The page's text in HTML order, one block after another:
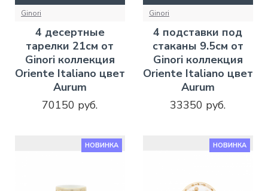
Ginori
4 десертные
тарелки 21см от
Ginori коллекция
Oriente Italiano цвет
Aurum
70150 руб.
Ginori
4 подставки под
стаканы 9.5см от
Ginori коллекция
Oriente Italiano цвет
Aurum
33350 руб.
НОВИНКА НОВИНКА